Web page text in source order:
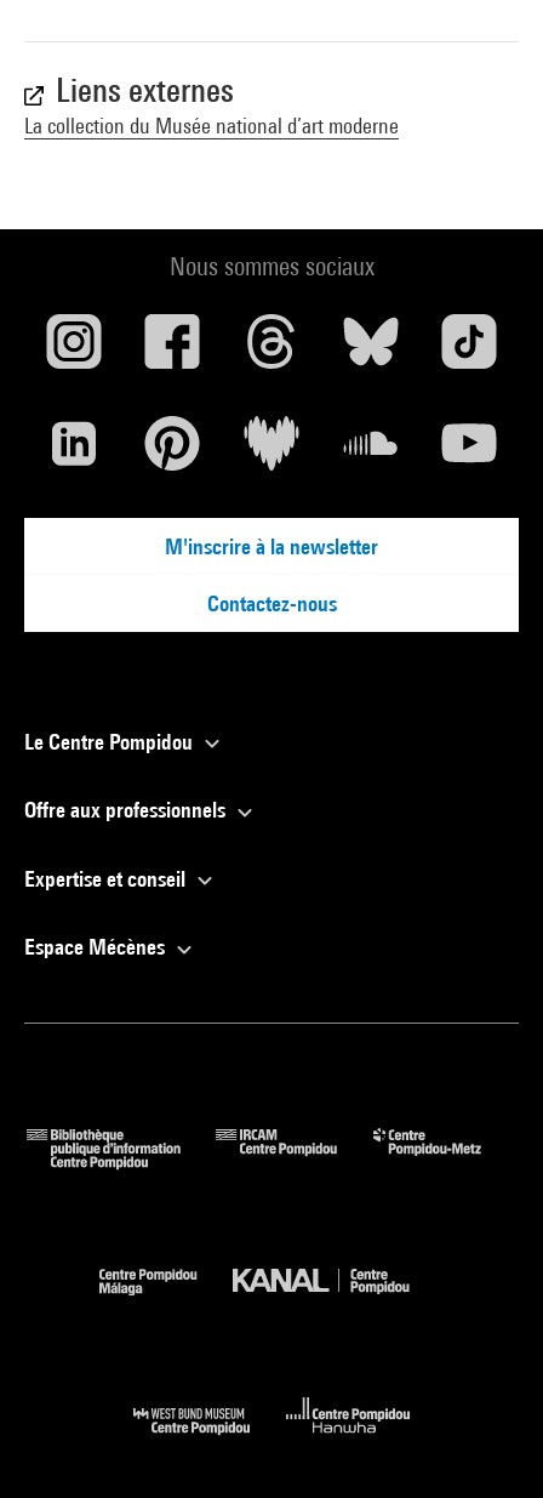
Liens externes
La collection du Musée national d’art moderne
Nous sommes sociaux
M'inscrire à la newsletter
Contactez-nous
Le Centre Pompidou
Offre aux professionnels
Expertise et conseil
Espace Mécènes